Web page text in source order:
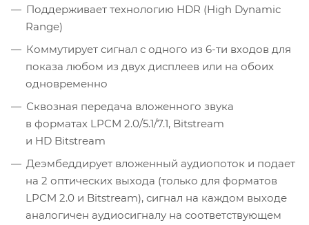
Поддерживает технологию HDR (High Dynamic
Range)
Коммутирует сигнал с одного из 6-ти входов для
показа любом из двух дисплеев или на обоих
одновременно
Сквозная передача вложенного звука
в форматах LPCM 2.0/5.1/7.1, Bitstream
и HD Bitstream
Деэмбеддирует вложенный аудиопоток и подает
на 2 оптических выхода (только для форматов
LPCM 2.0 и Bitstream), сигнал на каждом выходе
аналогичен аудиосигналу на соответствующем